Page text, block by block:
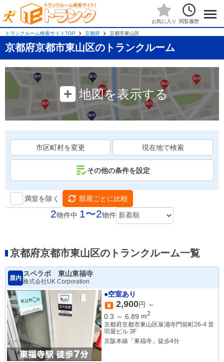
お気に入り 閲覧履歴
トランクルーム検索サイトTOP 京都府 京都市東山区
京都府京都市東山区のトランクルーム
地図を表示する
市区町村を変更 現在地で検索
その他の条件を設定
満室を除く 部屋ごとに比較
2物件中 1〜2物件
京都府京都市東山区のトランクルーム一覧
屋内
スペラボ 東山東福寺
株式会社UK Corporation
●空室あり
2,900円 ～
0.3 ～ 6.89 m2
京都府京都市東山区泉涌寺門前町26-4 音
羽屋ビル 3F
京阪本線「東福寺」徒歩4分